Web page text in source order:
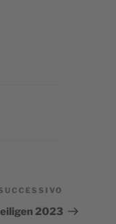
successivo
2023